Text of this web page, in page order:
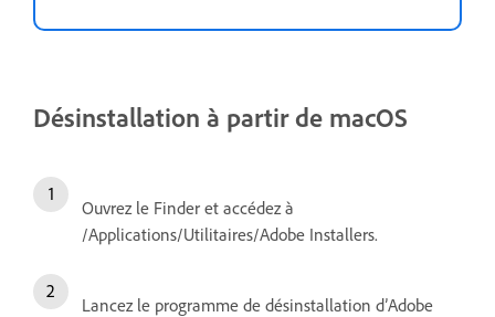
Désinstallation à partir de macOS
Ouvrez le Finder et accédez à
/Applications/Utilitaires/Adobe Installers.
Lancez le programme de désinstallation d’Adobe